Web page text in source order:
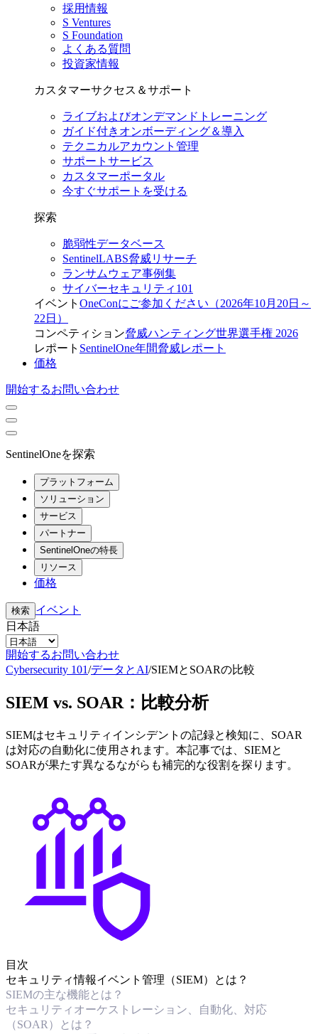
採用情報
S Ventures
S Foundation
よくある質問
投資家情報
カスタマーサクセス＆サポート
ライブおよびオンデマンドトレーニング
ガイド付きオンボーディング＆導入
テクニカルアカウント管理
サポートサービス
カスタマーポータル
今すぐサポートを受ける
探索
脆弱性データベース
SentinelLABS脅威リサーチ
ランサムウェア事例集
サイバーセキュリティ101
イベント OneConにご参加ください（2026年10月20日～
22日）
コンペティション脅威ハンティング世界選手権 2026
レポート SentinelOne年間脅威レポート
価格
開始するお問い合わせ
SentinelOneを探索
プラットフォーム
ソリューション
サービス
パートナー
SentinelOneの特長
リソース
価格
検索 イベント
日本語
開始するお問い合わせ
Cybersecurity 101/データとAI/SIEMとSOARの比較
SIEM vs. SOAR：比較分析
SIEMはセキュリティインシデントの記録と検知に、SOAR
は対応の自動化に使用されます。本記事では、SIEMと
SOARが果たす異なるながらも補完的な役割を探ります。
目次
セキュリティ情報イベント管理（SIEM）とは？
SIEMの主な機能とは？
セキュリティオーケストレーション、自動化、対応
（SOAR）とは？